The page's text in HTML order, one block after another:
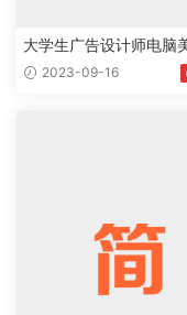
大学生广告设计师电脑
sh设计相关岗位个人工
2023-09-16